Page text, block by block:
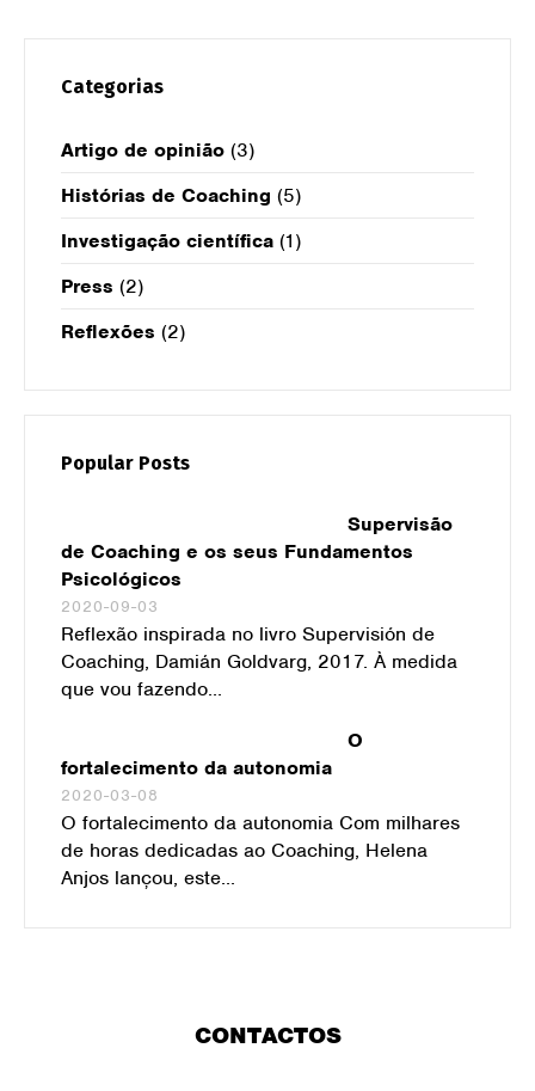
Categorias
Artigo de opinião (3)
Histórias de Coaching (5)
Investigação científica (1)
Press (2)
Reflexões (2)
Popular Posts
Supervisão
de Coaching e os seus Fundamentos
Psicológicos
2020-09-03
Reflexão inspirada no livro Supervisión de
Coaching, Damián Goldvarg, 2017. À medida
que vou fazendo...
O
fortalecimento da autonomia
2020-03-08
O fortalecimento da autonomia Com milhares
de horas dedicadas ao Coaching, Helena
Anjos lançou, este...
CONTACTOS